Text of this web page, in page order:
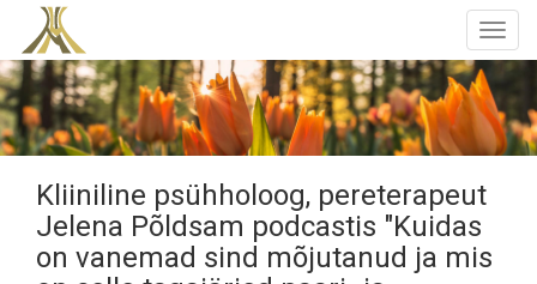
Kliiniline psühholoog, pereterapeut
Jelena Põldsam podcastis "Kuidas
on vanemad sind mõjutanud ja mis